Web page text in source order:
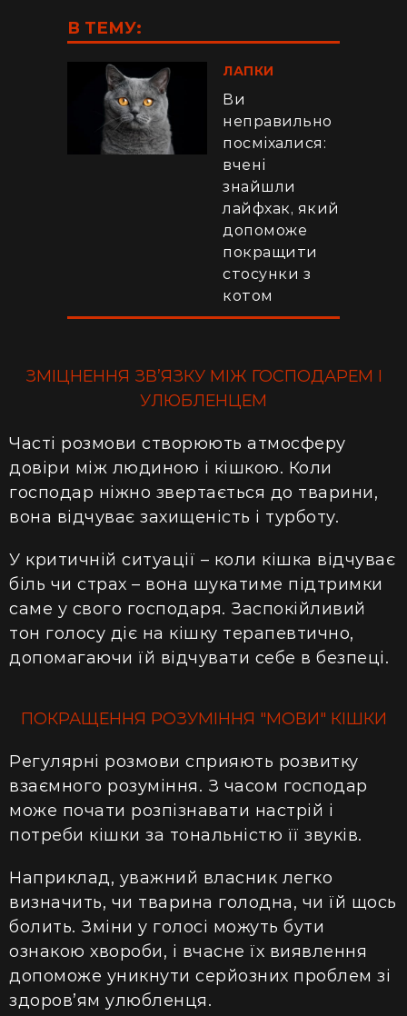
В ТЕМУ:
ЛАПКИ
Ви
неправильно
посміхалися:
вчені
знайшли
лайфхак, який
допоможе
покращити
стосунки з
котом
ЗМІЦНЕННЯ ЗВ’ЯЗКУ МІЖ ГОСПОДАРЕМ І
УЛЮБЛЕНЦЕМ
Часті розмови створюють атмосферу
довіри між людиною і кішкою. Коли
господар ніжно звертається до тварини,
вона відчуває захищеність і турботу.
У критичній ситуації – коли кішка відчуває
біль чи страх – вона шукатиме підтримки
саме у свого господаря. Заспокійливий
тон голосу діє на кішку терапевтично,
допомагаючи їй відчувати себе в безпеці.
ПОКРАЩЕННЯ РОЗУМІННЯ "МОВИ" КІШКИ
Регулярні розмови сприяють розвитку
взаємного розуміння. З часом господар
може почати розпізнавати настрій і
потреби кішки за тональністю її звуків.
Наприклад, уважний власник легко
визначить, чи тварина голодна, чи їй щось
болить. Зміни у голосі можуть бути
ознакою хвороби, і вчасне їх виявлення
допоможе уникнути серйозних проблем зі
здоров’ям улюбленця.